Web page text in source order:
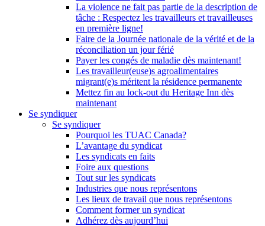
La violence ne fait pas partie de la description de
tâche : Respectez les travailleurs et travailleuses
en première ligne!
Faire de la Journée nationale de la vérité et de la
réconciliation un jour férié
Payer les congés de maladie dès maintenant!
Les travailleur(euse)s agroalimentaires
migrant(e)s méritent la résidence permanente
Mettez fin au lock-out du Heritage Inn dès
maintenant
Se syndiquer
Se syndiquer
Pourquoi les TUAC Canada?
L’avantage du syndicat
Les syndicats en faits
Foire aux questions
Tout sur les syndicats
Industries que nous représentons
Les lieux de travail que nous représentons
Comment former un syndicat
Adhérez dès aujourd’hui